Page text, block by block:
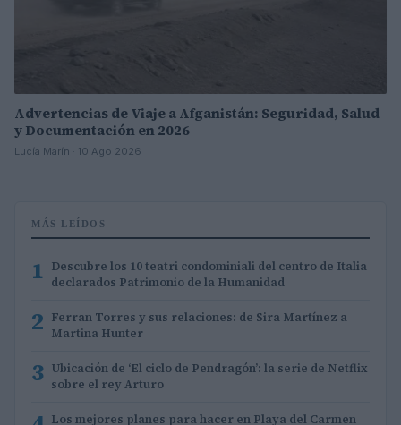
Advertencias de Viaje a Afganistán: Seguridad, Salud
y Documentación en 2026
Lucía Marín · 10 Ago 2026
MÁS LEÍDOS
1 Descubre los 10 teatri condominiali del centro de Italia
declarados Patrimonio de la Humanidad
2 Ferran Torres y sus relaciones: de Sira Martínez a
Martina Hunter
3 Ubicación de ‘El ciclo de Pendragón’: la serie de Netflix
sobre el rey Arturo
Los mejores planes para hacer en Playa del Carmen